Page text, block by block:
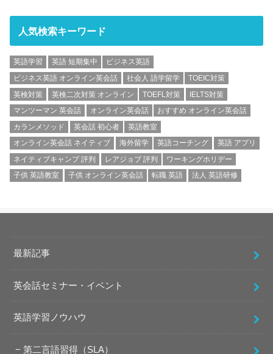
人気検索キーワード
英語学習 英語 短期集中
ビジネス英語
ビジネス英語 オンライン英会話
社会人 語学留学
TOEIC対策
英検対策
英検二次対策 オンライン TOEFL対策
IELTS対策
マンツーマン 英会話
オンライン英会話
おすすめ オンライン英会話
カランメソッド
英会話 初心者
英語教室
オンライン英会話 ネイティブ
海外留学 英語コーチング
英語 アプリ
ネイティブキャンプ 評判
レアジョブ 評判
ワーキングホリデー
子供 英語教室
子供 オンライン英会話 転職 英語 法人 英語研修
最新記事
英会話セミナー・イベント
英語学習ノウハウ
第二言語習得（SLA）